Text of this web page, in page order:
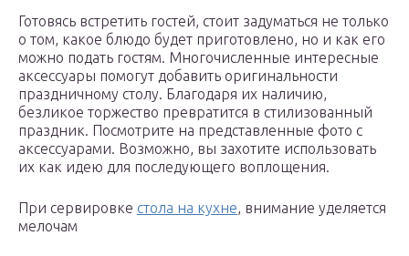
Готовясь встретить гостей, стоит задуматься не только
о том, какое блюдо будет приготовлено, но и как его
можно подать гостям. Многочисленные интересные
аксессуары помогут добавить оригинальности
праздничному столу. Благодаря их наличию,
безликое торжество превратится в стилизованный
праздник. Посмотрите на представленные фото с
аксессуарами. Возможно, вы захотите использовать
их как идею для последующего воплощения.
При сервировке стола на кухне, внимание уделяется
мелочам